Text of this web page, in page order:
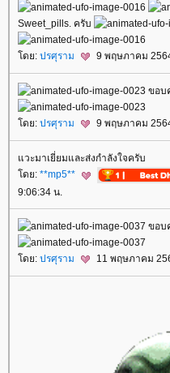
Sweet_pills. ครับ
ดย: ปรศุราม 9 พฤษภาคม
ขอบ
ดย: ปรศุราม 9 พฤษภาคม
วะมาเยี่ยมและส่งกำลังใจครับ
ดย: **mp5**
9:06:34 น.
ขอบ
ดย: ปรศุราม 11 พฤษภาคม